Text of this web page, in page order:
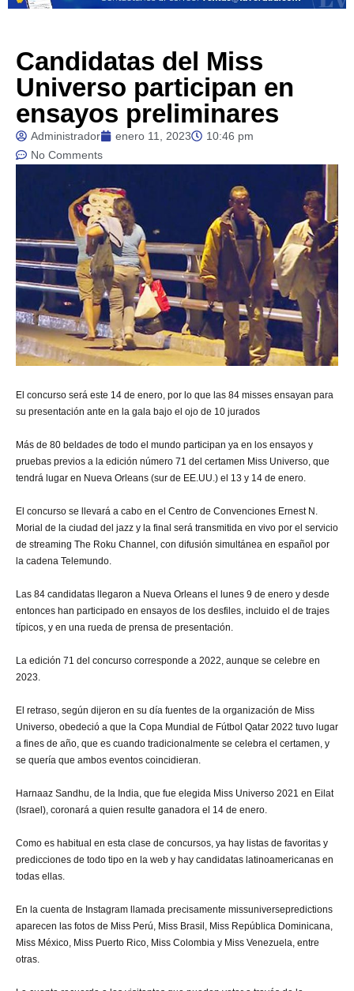
Candidatas del Miss
Universo participan en
ensayos preliminares
Administrador enero 11, 2023
10:46 pm
No Comments
El concurso será este 14 de enero, por lo que las 84 misses ensayan para
su presentación ante en la gala bajo el ojo de 10 jurados
Más de 80 beldades de todo el mundo participan ya en los ensayos y
pruebas previos a la edición número 71 del certamen Miss Universo, que
tendrá lugar en Nueva Orleans (sur de EE.UU.) el 13 y 14 de enero.
El concurso se llevará a cabo en el Centro de Convenciones Ernest N.
Morial de la ciudad del jazz y la final será transmitida en vivo por el servicio
de streaming The Roku Channel, con difusión simultánea en español por
la cadena Telemundo.
Las 84 candidatas llegaron a Nueva Orleans el lunes 9 de enero y desde
entonces han participado en ensayos de los desfiles, incluido el de trajes
típicos, y en una rueda de prensa de presentación.
La edición 71 del concurso corresponde a 2022, aunque se celebre en
2023.
El retraso, según dijeron en su día fuentes de la organización de Miss
Universo, obedeció a que la Copa Mundial de Fútbol Qatar 2022 tuvo lugar
a fines de año, que es cuando tradicionalmente se celebra el certamen, y
se quería que ambos eventos coincidieran.
Harnaaz Sandhu, de la India, que fue elegida Miss Universo 2021 en Eilat
(Israel), coronará a quien resulte ganadora el 14 de enero.
Como es habitual en esta clase de concursos, ya hay listas de favoritas y
predicciones de todo tipo en la web y hay candidatas latinoamericanas en
todas ellas.
En la cuenta de Instagram llamada precisamente missuniversepredictions
aparecen las fotos de Miss Perú, Miss Brasil, Miss República Dominicana,
Miss México, Miss Puerto Rico, Miss Colombia y Miss Venezuela, entre
otras.